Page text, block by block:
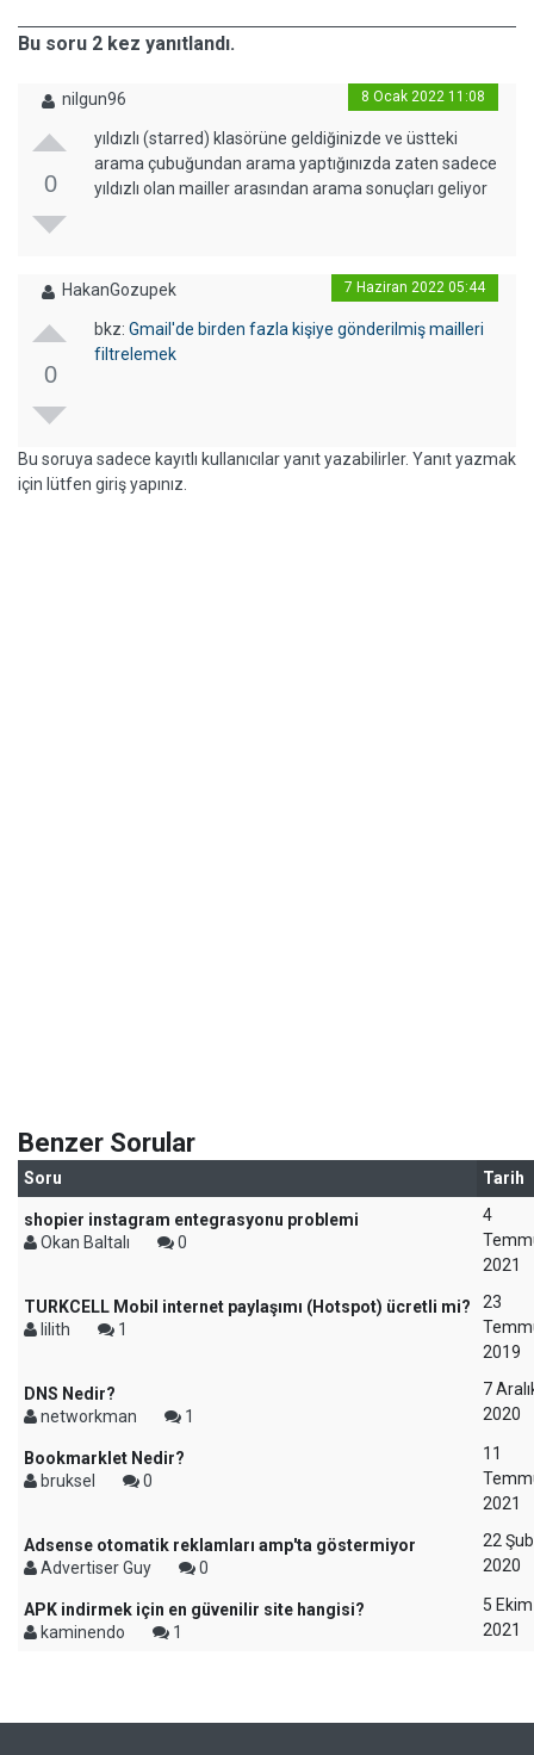
Bu soru 2 kez yanıtlandı.
nilgun96 8 Ocak 2022 11:08
0
yıldızlı (starred) klasörüne geldiğinizde ve üstteki
arama çubuğundan arama yaptığınızda zaten sadece
yıldızlı olan mailler arasından arama sonuçları geliyor
HakanGozupek 7 Haziran 2022 05:44
0
bkz: Gmail'de birden fazla kişiye gönderilmiş mailleri
filtrelemek
Bu soruya sadece kayıtlı kullanıcılar yanıt yazabilirler. Yanıt yazmak
için lütfen giriş yapınız.
Benzer Sorular
Soru Tarih
shopier instagram entegrasyonu problemi
Okan Baltalı
0
4
2021
TURKCELL Mobil internet paylaşımı (Hotspot) ücretli mi?
lilith
1
23
2019
DNS Nedir?
networkman
1
7
2020
Bookmarklet Nedir?
bruksel
0
11
2021
Adsense otomatik reklamları amp'ta göstermiyor
Advertiser Guy
0
22
2020
APK indirmek için en güvenilir site hangisi?
kaminendo
1
5 Ekim
2021